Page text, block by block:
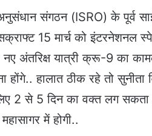
संगठन (ISRO) के पूर्व
15 मार्च को इंटरनेशनल
नए अंतरिक्ष यात्री क्रू-9 का
होंगे.. हालात ठीक रहे तो
2 से 5 दिन का वक्त लग
में होगी..